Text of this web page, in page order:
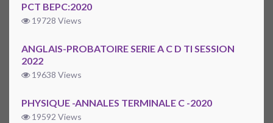
PCT BEPC:2020
19728 Views
ANGLAIS-PROBATOIRE SERIE A C D TI SESSION
2022
19638 Views
PHYSIQUE -ANNALES TERMINALE C -2020
19592 Views